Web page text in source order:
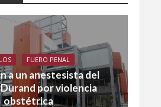
FUERO PENAL
a un anestesista del
por violencia
obstétrica